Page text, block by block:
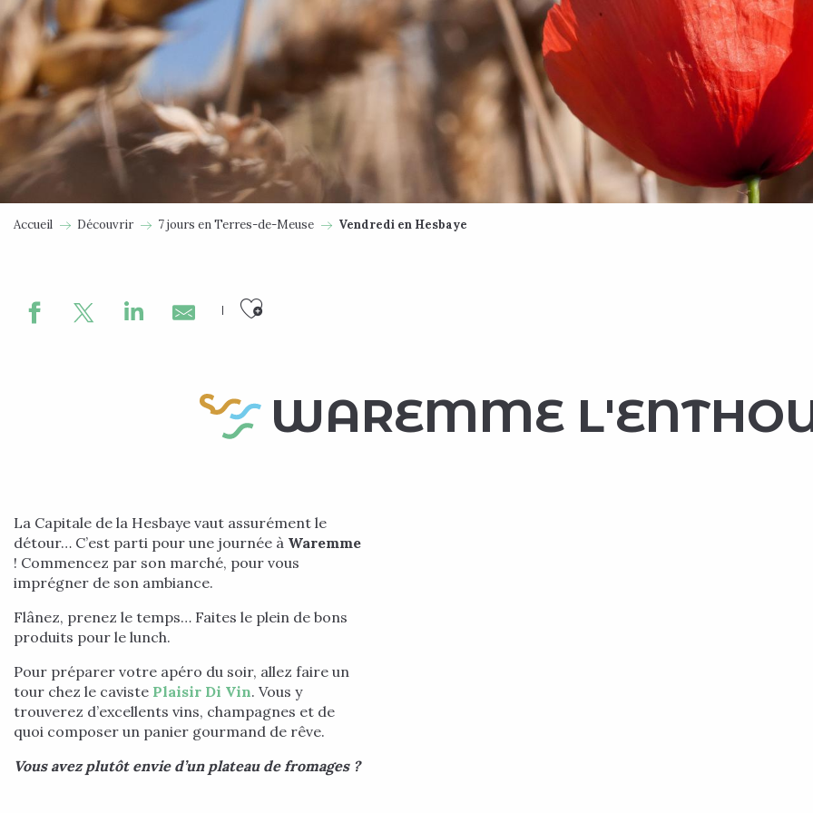
Accueil Découvrir 7 jours en Terres-de-Meuse Vendredi en Hesbaye
Ajouter aux favoris
WAREMME
La Capitale de la Hesbaye vaut assurément le
détour… C’est parti pour une journée à Waremme
! Commencez par son marché, pour vous
imprégner de son ambiance.
Flânez, prenez le temps… Faites le plein de bons
produits pour le lunch.
Pour préparer votre apéro du soir, allez faire un
tour chez le caviste Plaisir Di Vin. Vous y
trouverez d’excellents vins, champagnes et de
quoi composer un panier gourmand de rêve.
Vous avez plutôt envie d’un plateau de fromages ?